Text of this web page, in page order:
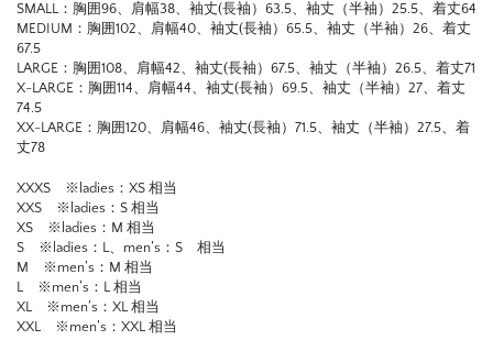
SMALL：胸囲96、肩幅38、袖丈(長袖）63.5、袖丈（半袖）25.5、着丈64
MEDIUM：胸囲102、肩幅40、袖丈(長袖）65.5、袖丈（半袖）26、着丈
67.5
LARGE：胸囲108、肩幅42、袖丈(長袖）67.5、袖丈（半袖）26.5、着丈71
X-LARGE：胸囲114、肩幅44、袖丈(長袖）69.5、袖丈（半袖）27、着丈
74.5
XX-LARGE：胸囲120、肩幅46、袖丈(長袖）71.5、袖丈（半袖）27.5、着
丈78
XXXS ※ladies：XS 相当
XXS ※ladies：S 相当
XS ※ladies：M 相当
S ※ladies：L、men’s：S 相当
M ※men’s：M 相当
L ※men’s：L 相当
XL ※men’s：XL 相当
XXL ※men’s：XXL 相当